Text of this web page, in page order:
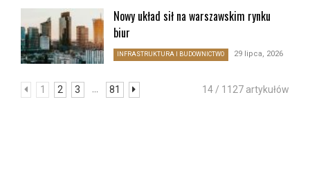
Nowy układ sił na warszawskim rynku
biur
INFRASTRUKTURA I BUDOWNICTWO 29 lipca, 2026
1 2 3 81 14 / 1127 artykułów